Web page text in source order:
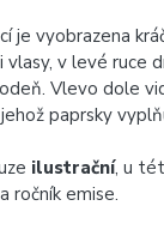
je vyobrazena
v levé ruce
Vlevo dole
paprsky
ilustrační, u
ročník emise.